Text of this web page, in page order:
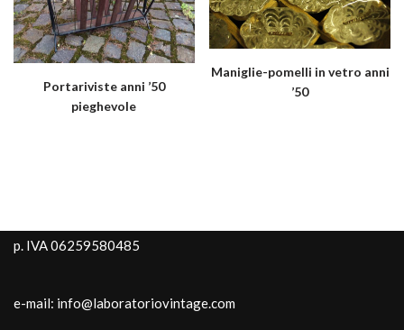
Portariviste anni ’50
pieghevole
Maniglie-pomelli in vetro anni
’50
p. IVA 06259580485
e-mail: info@laboratoriovintage.com